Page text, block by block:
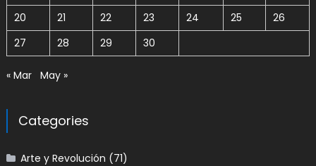
20
21 22 23 24 25
26
27
28 29 30
« Mar May »
Categories
Arte y Revolución (71)